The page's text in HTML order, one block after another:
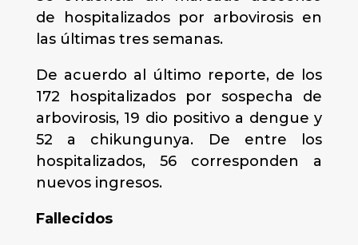
de hospitalizados por arbovirosis en
las últimas tres semanas.
De acuerdo al último reporte, de los
172 hospitalizados por sospecha de
arbovirosis, 19 dio positivo a dengue y
52 a chikungunya. De entre los
hospitalizados, 56 corresponden a
nuevos ingresos.
Fallecidos